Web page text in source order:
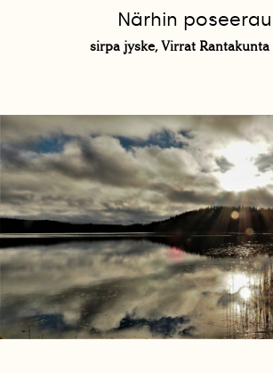
Närhin
sirpa jyske, Virrat Rantakunta